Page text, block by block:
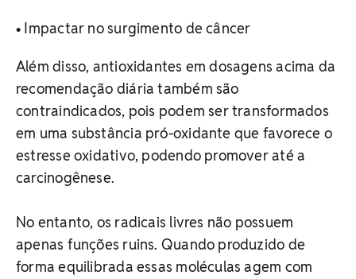
• Impactar no surgimento de câncer
Além disso, antioxidantes em dosagens acima da
recomendação diária também são
contraindicados, pois podem ser transformados
em uma substância pró-oxidante que favorece o
estresse oxidativo, podendo promover até a
carcinogênese.
No entanto, os radicais livres não possuem
apenas funções ruins. Quando produzido de
forma equilibrada essas moléculas agem com